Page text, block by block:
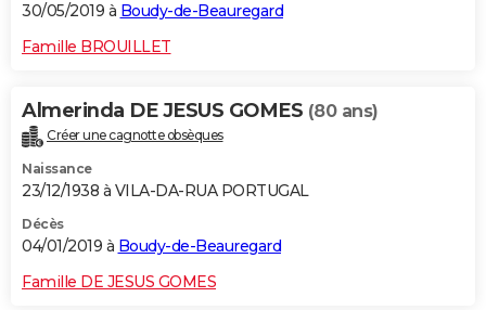
30/05/2019 à Boudy-de-Beauregard
Famille BROUILLET
Almerinda DE JESUS GOMES (80 ans)
Créer une cagnotte obsèques
Naissance
23/12/1938 à VILA-DA-RUA PORTUGAL
Décès
04/01/2019 à Boudy-de-Beauregard
Famille DE JESUS GOMES